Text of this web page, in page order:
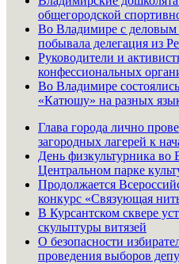
общегородской
Во Владимире с
побывала делегация из
Руководители и
конфессиональных
Во Владимире
«Катюшу» на разных
Глава города лично
загородных лагерей к
День физкультурника во
Центральном парке
Продолжается
конкурс «Связующая
В Курсантском сквере
скульптуры витязей
О безопасности
проведения выборов